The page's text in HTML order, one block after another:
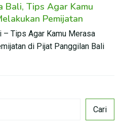
Bali, Tips Agar Kamu
Pemijatan
– Tips Agar Kamu Merasa
di Pijat Panggilan Bali
Cari